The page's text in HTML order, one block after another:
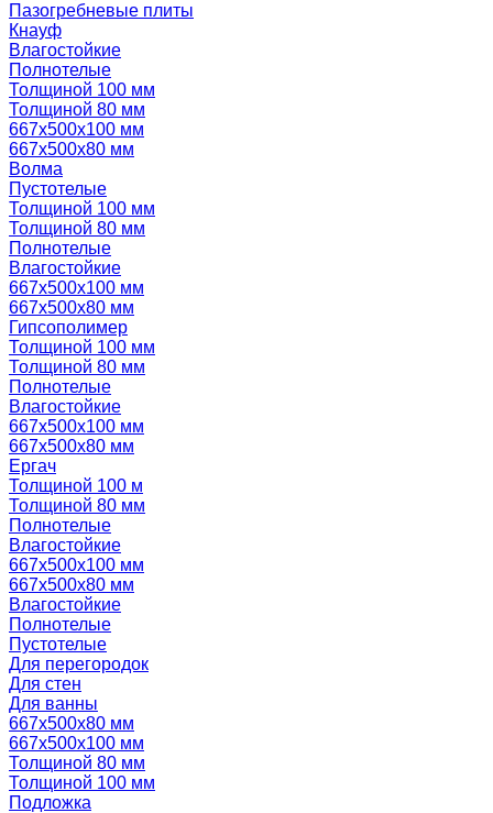
Пазогребневые плиты
Кнауф
Влагостойкие
Полнотелые
Толщиной 100 мм
Толщиной 80 мм
667х500х100 мм
667х500х80 мм
Волма
Пустотелые
Толщиной 100 мм
Толщиной 80 мм
Полнотелые
Влагостойкие
667х500х100 мм
667х500х80 мм
Гипсополимер
Толщиной 100 мм
Толщиной 80 мм
Полнотелые
Влагостойкие
667х500х100 мм
667х500х80 мм
Ергач
Толщиной 100 м
Толщиной 80 мм
Полнотелые
Влагостойкие
667х500х100 мм
667х500х80 мм
Влагостойкие
Полнотелые
Пустотелые
Для перегородок
Для стен
Для ванны
667х500х80 мм
667х500х100 мм
Толщиной 80 мм
Толщиной 100 мм
Подложка